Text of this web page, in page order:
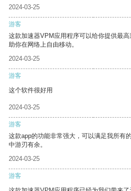
2024-03-25
游客
这款加速器VPM应用程序可以给你提供最
助你在网络上自由移动。
2024-03-25
游客
这个软件很好用
2024-03-25
游客
这款app的功能非常强大，可以满足我所有
中游刃有余。
2024-03-25
游客